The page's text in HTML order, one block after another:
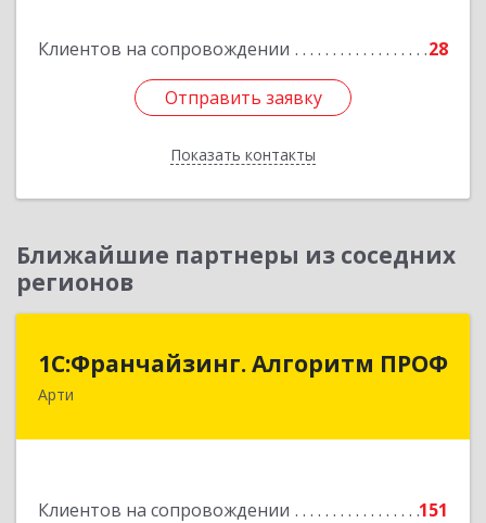
Клиентов на сопровождении 28
Отправить заявку
Показать контакты
Отправить заявку
Назад
Ближайшие партнеры из соседних
регионов
1С:Франчайзинг. Алгоритм ПРОФ
Арти
Клиентов на сопровождении 151
1С:Франчайзинг. Алгоритм ПРОФ
623340, Свердловская обл, Артинский р-н, Арти